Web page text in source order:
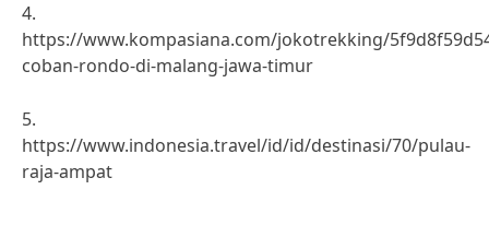
4.
https://www.kompasiana.com/jokotrekking/
coban-rondo-di-malang-jawa-timur
5.
https://www.indonesia.travel/id/id/destinasi/70/pulau-
raja-ampat